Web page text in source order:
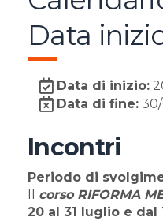
Data
Data di inizio:
Data di fine:
Incontri
Periodo di
corso RIFORMA
20 al 31 luglio e dal